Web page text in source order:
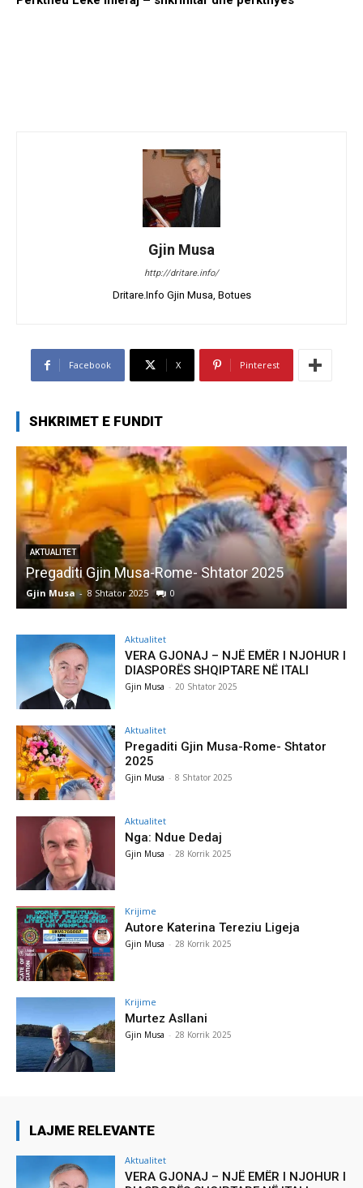
Gjin Musa
http://dritare.info/
Dritare.Info Gjin Musa, Botues
Facebook X Pinterest
SHKRIMET E FUNDIT
AKTUALITET
Pregaditi Gjin Musa-Rome- Shtator 2025
Gjin Musa - 8 Shtator 2025 0
Aktualitet
VERA GJONAJ – NJË EMËR I NJOHUR I
DIASPORËS SHQIPTARE NË ITALI
Gjin Musa - 20 Shtator 2025
Aktualitet
Pregaditi Gjin Musa-Rome- Shtator
2025
Gjin Musa - 8 Shtator 2025
Aktualitet
Nga: Ndue Dedaj
Gjin Musa - 28 Korrik 2025
Krijime
Autore Katerina Tereziu Ligeja
Gjin Musa - 28 Korrik 2025
Krijime
Murtez Asllani
Gjin Musa - 28 Korrik 2025
LAJME RELEVANTE
Aktualitet
VERA GJONAJ – NJË EMËR I NJOHUR I